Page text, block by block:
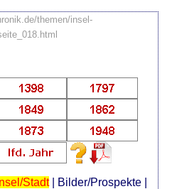
themen/insel-
Insel/Stadt| Bilder/Prospekte|